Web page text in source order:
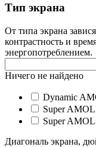
Тип экрана
От типа экрана
контрастность и
энергопотреблением.
Ничего не найдено
Dynamic
Super
Super
Диагональ экрана,